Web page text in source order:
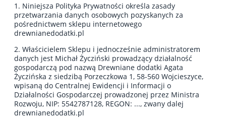
1. Niniejsza Polityka Prywatności określa zasady
przetwarzania danych osobowych pozyskanych za
pośrednictwem sklepu internetowego
drewnianedodatki.pl
2. Właścicielem Sklepu i jednocześnie administratorem
danych jest Michał Życziński prowadzący działalność
gospodarczą pod nazwą Drewniane dodatki Agata
Życzińska z siedzibą Porzeczkowa 1, 58-560 Wojcieszyce,
wpisaną do Centralnej Ewidencji i Informacji o
Działalności Gospodarczej prowadzonej przez Ministra
Rozwoju, NIP: 5542787128, REGON: ..., zwany dalej
drewnianedodatki.pl